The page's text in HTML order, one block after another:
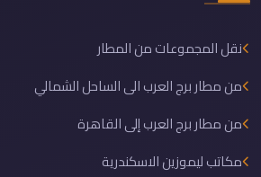
نقل المجموعات من المطار
من مطار برج العرب الى الساحل الشمالي
من مطار برج العرب إلى القاهرة
مكاتب ليموزين الاسكندرية